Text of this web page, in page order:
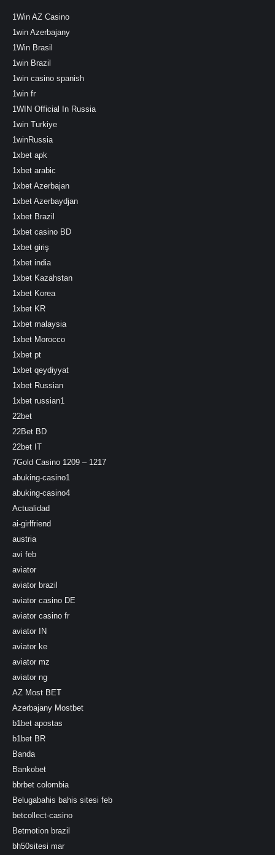
1Win AZ Casino
1win Azerbajany
1Win Brasil
1win Brazil
1win casino spanish
1win fr
1WIN Official In Russia
1win Turkiye
1winRussia
1xbet apk
1xbet arabic
1xbet Azerbajan
1xbet Azerbaydjan
1xbet Brazil
1xbet casino BD
1xbet giriş
1xbet india
1xbet Kazahstan
1xbet Korea
1xbet KR
1xbet malaysia
1xbet Morocco
1xbet pt
1xbet qeydiyyat
1xbet Russian
1xbet russian1
22bet
22Bet BD
22bet IT
7Gold Casino 1209 – 1217
abuking-casino1
abuking-casino4
Actualidad
ai-girlfriend
austria
avi feb
aviator
aviator brazil
aviator casino DE
aviator casino fr
aviator IN
aviator ke
aviator mz
aviator ng
AZ Most BET
Azerbajany Mostbet
b1bet apostas
b1bet BR
Banda
Bankobet
bbrbet colombia
Belugabahis bahis sitesi feb
betcollect-casino
Betmotion brazil
bh50sitesi mar